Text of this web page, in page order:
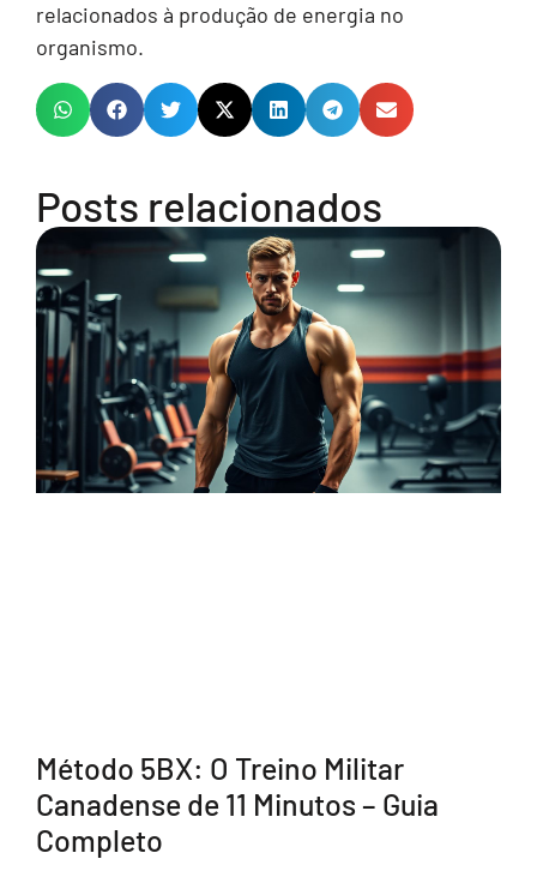
relacionados à produção de energia no
organismo.
Posts relacionados
Método 5BX: O Treino Militar
Canadense de 11 Minutos – Guia
Completo